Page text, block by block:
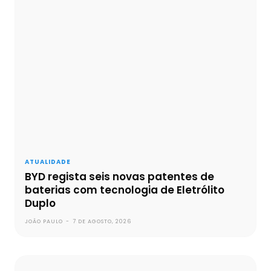
ATUALIDADE
BYD regista seis novas patentes de
baterias com tecnologia de Eletrólito
Duplo
JOÃO PAULO - 7 DE AGOSTO, 2026